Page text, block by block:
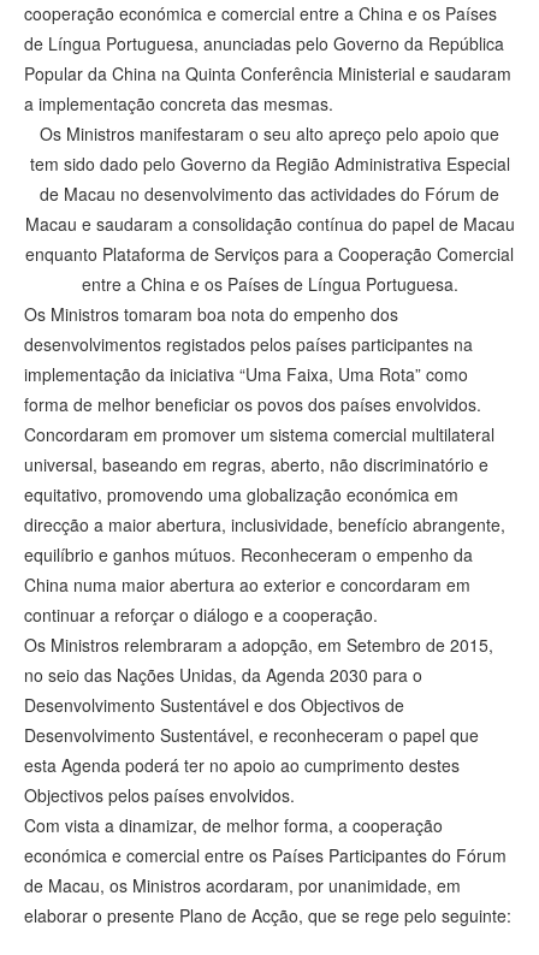
cooperação económica e comercial entre a China e os Países
de Língua Portuguesa, anunciadas pelo Governo da República
Popular da China na Quinta Conferência Ministerial e saudaram
a implementação concreta das mesmas.
Os Ministros manifestaram o seu alto apreço pelo apoio que
tem sido dado pelo Governo da Região Administrativa Especial
de Macau no desenvolvimento das actividades do Fórum de
Macau e saudaram a consolidação contínua do papel de Macau
enquanto Plataforma de Serviços para a Cooperação Comercial
entre a China e os Países de Língua Portuguesa.
Os Ministros tomaram boa nota do empenho dos
desenvolvimentos registados pelos países participantes na
implementação da iniciativa “Uma Faixa, Uma Rota” como
forma de melhor beneficiar os povos dos países envolvidos.
Concordaram em promover um sistema comercial multilateral
universal, baseando em regras, aberto, não discriminatório e
equitativo, promovendo uma globalização económica em
direcção a maior abertura, inclusividade, benefício abrangente,
equilíbrio e ganhos mútuos. Reconheceram o empenho da
China numa maior abertura ao exterior e concordaram em
continuar a reforçar o diálogo e a cooperação.
Os Ministros relembraram a adopção, em Setembro de 2015,
no seio das Nações Unidas, da Agenda 2030 para o
Desenvolvimento Sustentável e dos Objectivos de
Desenvolvimento Sustentável, e reconheceram o papel que
esta Agenda poderá ter no apoio ao cumprimento destes
Objectivos pelos países envolvidos.
Com vista a dinamizar, de melhor forma, a cooperação
económica e comercial entre os Países Participantes do Fórum
de Macau, os Ministros acordaram, por unanimidade, em
elaborar o presente Plano de Acção, que se rege pelo seguinte: